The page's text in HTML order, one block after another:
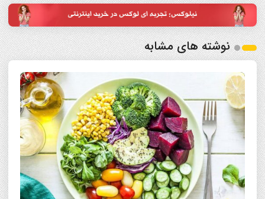
نوشته های مشابه